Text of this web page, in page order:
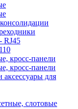
RJ45
кросс-панели
кросс-панели
для
слотовые